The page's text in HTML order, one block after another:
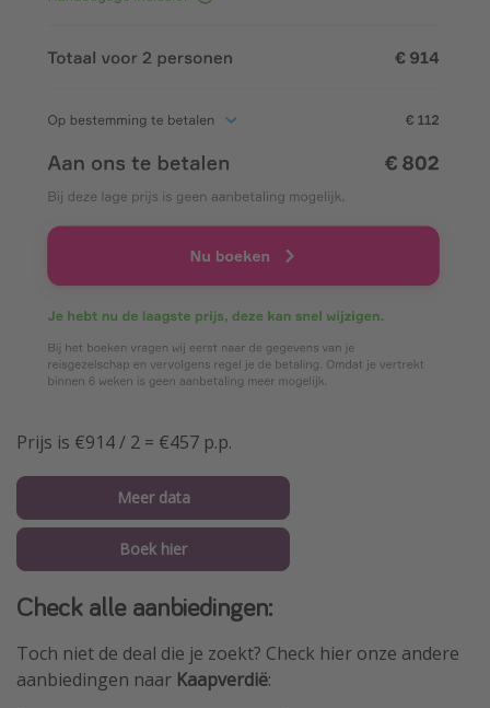
Prijs is €914 / 2 = €457 p.p.
Meer data
Boek hier
Check alle aanbiedingen:
Toch niet de deal die je zoekt? Check hier onze andere
aanbiedingen naar Kaapverdië: